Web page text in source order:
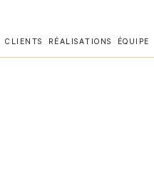
CLIENTS RÉALISATIONS ÉQUIPE